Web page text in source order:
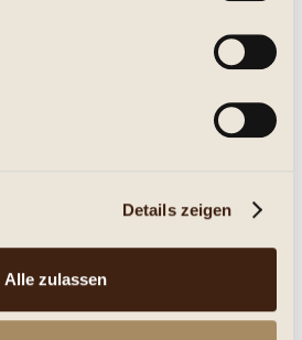
Details zeigen
Alle zulassen
angesehen